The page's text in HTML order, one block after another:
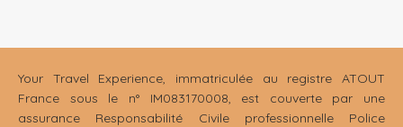
Your Travel Experience, immatriculée au registre ATOUT
France sous le n° IM083170008, est couverte par une
assurance Responsabilité Civile professionnelle Police